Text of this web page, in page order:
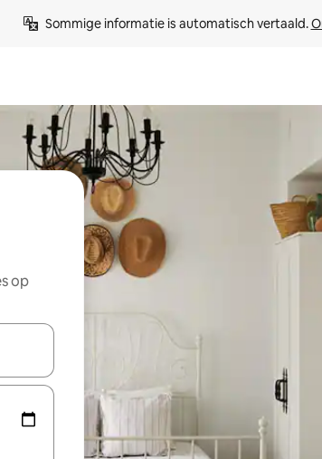
Sommige informatie is automatisch vertaald.
op
je een keuze met je de pijltjestoetsen omhoog en